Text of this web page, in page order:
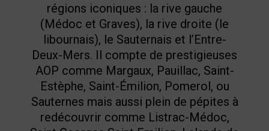
régions iconiques : la rive gauche
(Médoc et Graves), la rive droite (le
libournais), le Sauternais et l’Entre-
Deux-Mers. Il compte de prestigieuses
AOP comme Margaux, Pauillac, Saint-
Estèphe, Saint-Émilion, Pomerol, ou
Sauternes mais aussi plein de pépites à
redécouvrir comme Listrac-Médoc,